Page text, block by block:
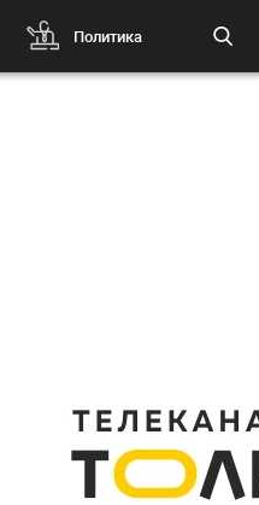
Политика